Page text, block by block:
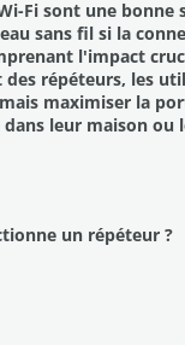
Fi sont une
sans fil si la
l'impact
répéteurs, les
maximiser la
dans leur maison ou
un répéteur ?